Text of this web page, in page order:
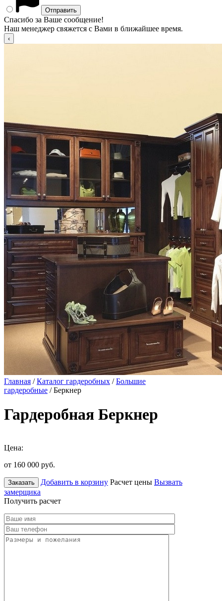
Спасибо за Ваше сообщение!
Наш менеджер свяжется с Вами в ближайшее время.
Главная /Каталог гардеробных /Большие
гардеробные / Беркнер
Гардеробная Беркнер
Цена:
от 160 000 руб.
Заказать Добавить в корзину Расчет цены Вызвать
замерщика
Получить расчет